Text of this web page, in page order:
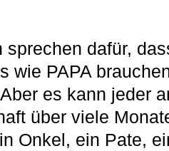
sprechen dafür,
wie PAPA
es kann jeder
über viele
Onkel, ein Pate,